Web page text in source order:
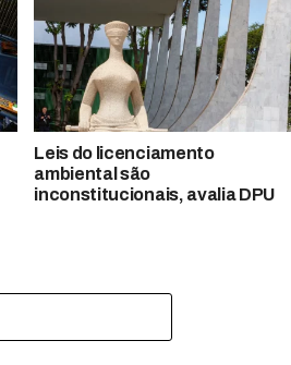
Leis do licenciamento
ambiental são
inconstitucionais, avalia DPU